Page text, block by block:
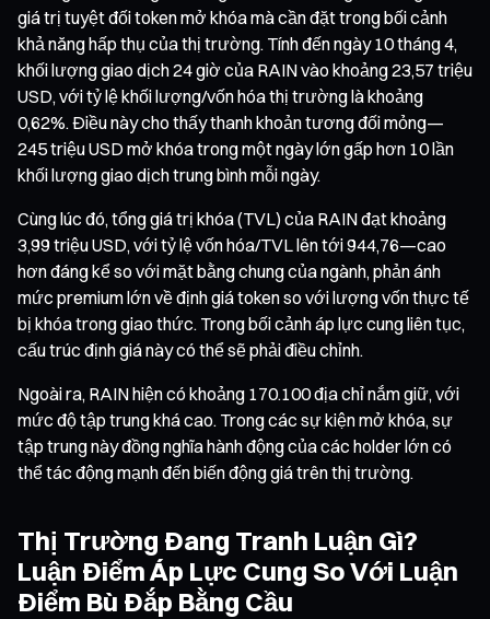
giá trị tuyệt đối token mở khóa mà cần đặt trong bối cảnh
khả năng hấp thụ của thị trường. Tính đến ngày 10 tháng 4,
khối lượng giao dịch 24 giờ của RAIN vào khoảng 23,57 triệu
USD, với tỷ lệ khối lượng/vốn hóa thị trường là khoảng
0,62%. Điều này cho thấy thanh khoản tương đối mỏng—
245 triệu USD mở khóa trong một ngày lớn gấp hơn 10 lần
khối lượng giao dịch trung bình mỗi ngày.
Cùng lúc đó, tổng giá trị khóa (TVL) của RAIN đạt khoảng
3,99 triệu USD, với tỷ lệ vốn hóa/TVL lên tới 944,76—cao
hơn đáng kể so với mặt bằng chung của ngành, phản ánh
mức premium lớn về định giá token so với lượng vốn thực tế
bị khóa trong giao thức. Trong bối cảnh áp lực cung liên tục,
cấu trúc định giá này có thể sẽ phải điều chỉnh.
Ngoài ra, RAIN hiện có khoảng 170.100 địa chỉ nắm giữ, với
mức độ tập trung khá cao. Trong các sự kiện mở khóa, sự
tập trung này đồng nghĩa hành động của các holder lớn có
thể tác động mạnh đến biến động giá trên thị trường.
Thị Trường Đang Tranh Luận Gì?
Luận Điểm Áp Lực Cung So Với Luận
Điểm Bù Đắp Bằng Cầu